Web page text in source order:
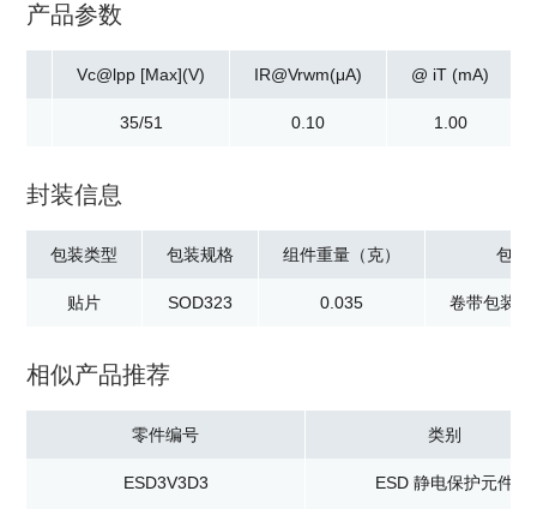
产品参数
Vc@lpp [Max](V)
35/51
IR@Vrwm(μA)
0.10
@ iT (mA)
1.00
封装信息
包装类型
贴片
包装规格
SOD323
组件重量（克）
0.035
包装
卷带包装
相似产品推荐
零件编号 类别
ESD3V3D3 ESD 静电保护元件